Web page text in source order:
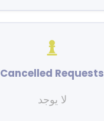
Cancelled Requests
لا يوجد